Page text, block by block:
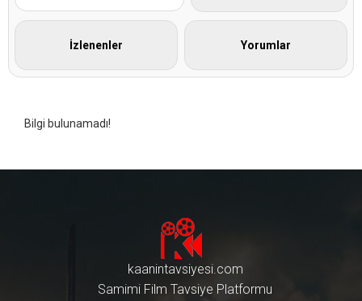
İzlenenler Yorumlar
Bilgi bulunamadı!
kaanintavsiyesi.com
Samimi Film Tavsiye Platformu